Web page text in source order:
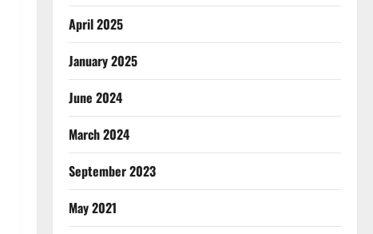
April 2025
January 2025
June 2024
March 2024
September 2023
May 2021